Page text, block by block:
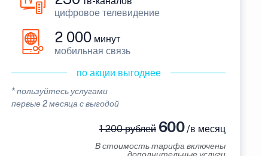
цифровое телевидение
2 000 минут
мобильная связь
по акции выгоднее
* пользуйтесь услугами
первые 2 месяца с выгодой
1 200 рублей600/в месяц
В стоимость тарифа включены